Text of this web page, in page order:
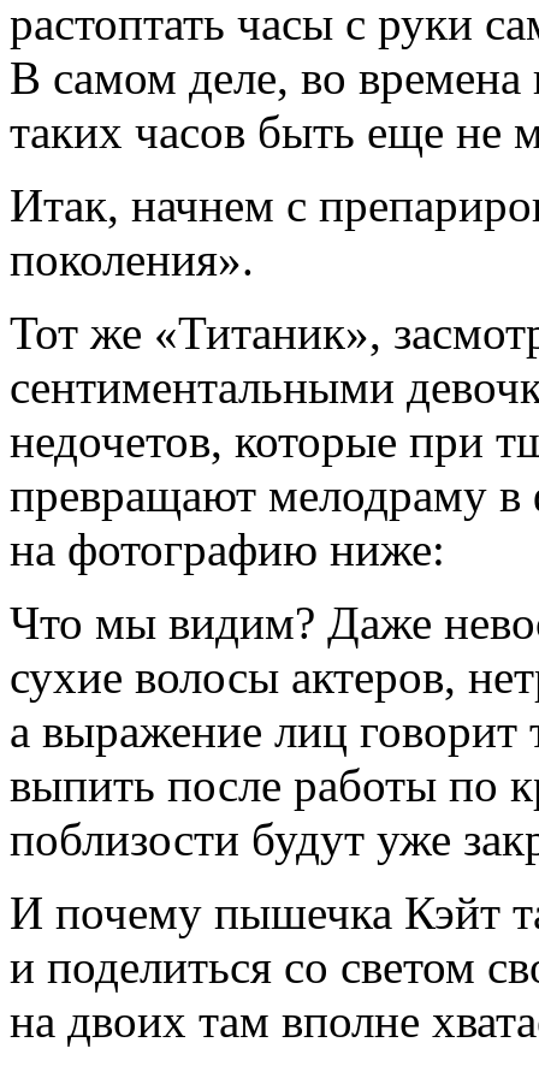
растоптать часы с руки
В самом деле, во времена
таких часов быть еще не
Итак, начнем с
поколения».
Тот же «Титаник»,
сентиментальными
недочетов, которые при
превращают мелодраму в
на фотографию ниже:
Что мы видим? Даже
сухие волосы актеров,
а выражение лиц
выпить после работы по
поблизости будут уже
И почему пышечка Кэйт
и поделиться со светом
на двоих там вполне